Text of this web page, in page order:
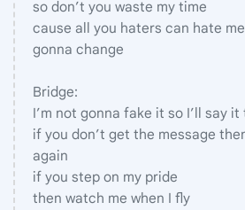
so don’t you waste my time
cause all you haters can hate
gonna change
Bridge:
I’m not gonna fake it so I’ll say
if you don’t get the message
again
if you step on my pride
then watch me when I fly